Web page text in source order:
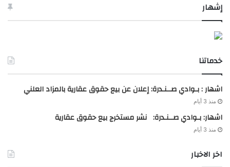
إشهار
خدماتنا
اشهار : بـوادي صــنـدرة: إعلان عن بيع حقوق عقارية بالمزاد العلني
منذ 3 أيام
اشهار: بـوادي صــنـدرة: نشر مستخرج بيع حقوق عقارية
منذ 3 أيام
اخر الاخبار